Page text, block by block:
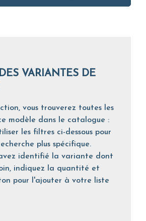
vous trouverez toutes les
modèle dans le catalogue :
les filtres ci-dessous pour
plus spécifique.
avez identifié la variante dont
indiquez la quantité et
pour l'ajouter à votre liste